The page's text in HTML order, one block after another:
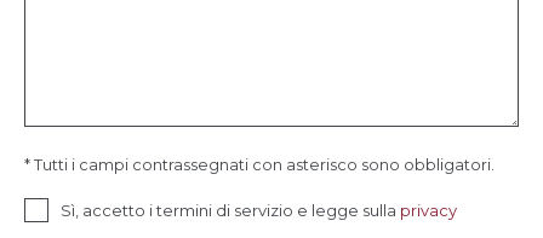
* Tutti i campi contrassegnati con asterisco sono obbligatori.
Sì, accetto i termini di servizio e legge sulla privacy